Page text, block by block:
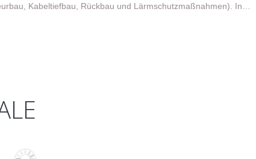
Kabeltiefbau, Rückbau und Lärmschutzmaßnahmen). In…